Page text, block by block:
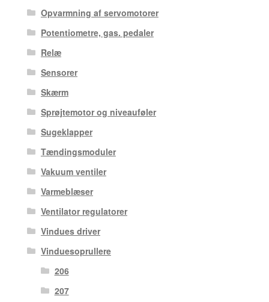
Opvarmning af servomotorer
Potentiometre, gas. pedaler
Relæ
Sensorer
Skærm
Sprøjtemotor og niveauføler
Sugeklapper
Tændingsmoduler
Vakuum ventiler
Varmeblæser
Ventilator regulatorer
Vindues driver
Vinduesoprullere
206
207